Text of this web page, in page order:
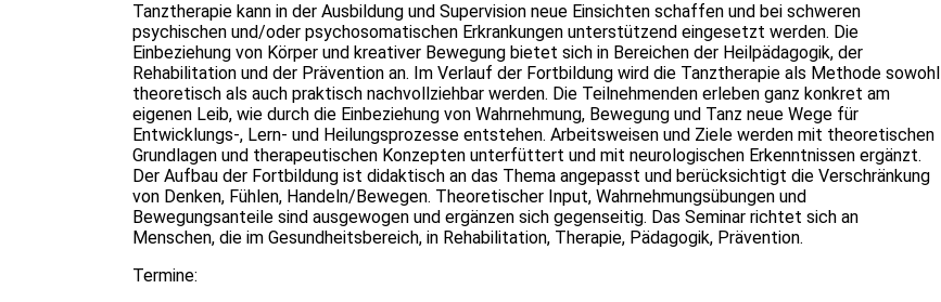
Tanztherapie kann in der Ausbildung und Supervision neue Einsichten schaffen und bei schweren
psychischen und/oder psychosomatischen Erkrankungen unterstützend eingesetzt werden. Die
Einbeziehung von Körper und kreativer Bewegung bietet sich in Bereichen der Heilpädagogik, der
Rehabilitation und der Prävention an. Im Verlauf der Fortbildung wird die Tanztherapie als Methode sowohl
theoretisch als auch praktisch nachvollziehbar werden. Die Teilnehmenden erleben ganz konkret am
eigenen Leib, wie durch die Einbeziehung von Wahrnehmung, Bewegung und Tanz neue Wege für
Entwicklungs-, Lern- und Heilungsprozesse entstehen. Arbeitsweisen und Ziele werden mit theoretischen
Grundlagen und therapeutischen Konzepten unterfüttert und mit neurologischen Erkenntnissen ergänzt.
Der Aufbau der Fortbildung ist didaktisch an das Thema angepasst und berücksichtigt die Verschränkung
von Denken, Fühlen, Handeln/Bewegen. Theoretischer Input, Wahrnehmungsübungen und
Bewegungsanteile sind ausgewogen und ergänzen sich gegenseitig. Das Seminar richtet sich an
Menschen, die im Gesundheitsbereich, in Rehabilitation, Therapie, Pädagogik, Prävention.
Termine: